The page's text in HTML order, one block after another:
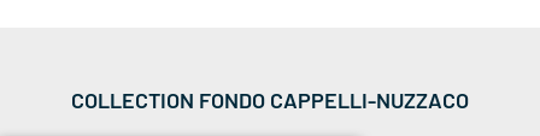
COLLECTION FONDO CAPPELLI-NUZZACO